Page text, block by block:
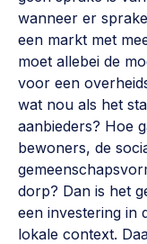
uitbreiden >
Wijkaanpak
Werken aan de
Weerbare
Voorbereiden op
Buurtenergie
wanneer er
een markt met
moet allebei de
voor een
wat nou als het
aanbieders? Hoe
bewoners, de
dorp? Dan is het
een investering in
lokale context.